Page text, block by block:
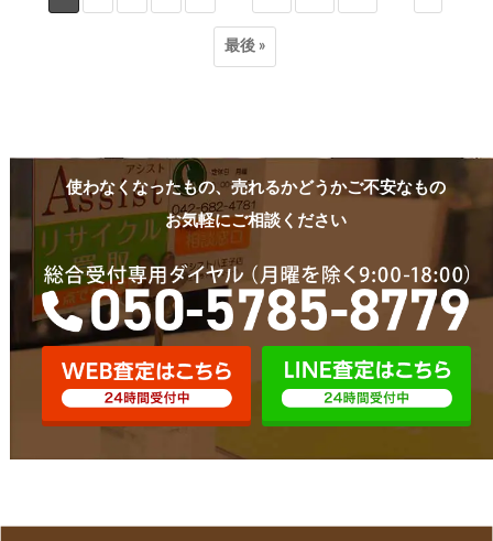
最後 »
使わなくなったもの、売れるかどうかご不安なもの
お気軽にご相談ください